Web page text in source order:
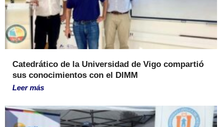
Catedrático de la Universidad de Vigo compartió
sus conocimientos con el DIMM
Leer más